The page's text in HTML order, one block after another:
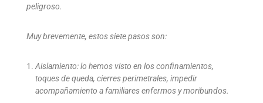
peligroso.
Muy brevemente, estos siete pasos son:
Aislamiento: lo hemos visto en los confinamientos,
toques de queda, cierres perimetrales, impedir
acompañamiento a familiares enfermos y moribundos.